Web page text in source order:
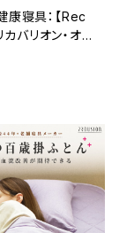
康寝具：【Rec
バリオン・オ
ケット（薄掛け
ウシオン加工＞